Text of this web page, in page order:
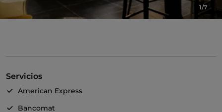
1/7
Servicios
American Express
Bancomat